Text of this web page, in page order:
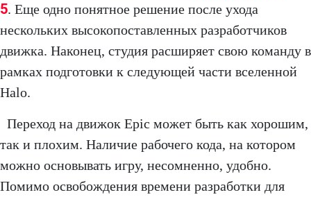
5. Еще одно понятное решение после ухода
нескольких высокопоставленных разработчиков
движка. Наконец, студия расширяет свою команду в
рамках подготовки к следующей части вселенной
Halo.
Переход на движок Epic может быть как хорошим,
так и плохим. Наличие рабочего кода, на котором
можно основывать игру, несомненно, удобно.
Помимо освобождения времени разработки для